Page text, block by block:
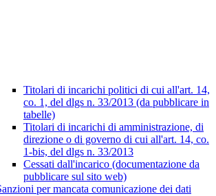
Titolari di incarichi politici di cui all'art. 14,
co. 1, del dlgs n. 33/2013 (da pubblicare in
tabelle)
Titolari di incarichi di amministrazione, di
direzione o di governo di cui all'art. 14, co.
1-bis, del dlgs n. 33/2013
Cessati dall'incarico (documentazione da
pubblicare sul sito web)
per mancata comunicazione dei dati